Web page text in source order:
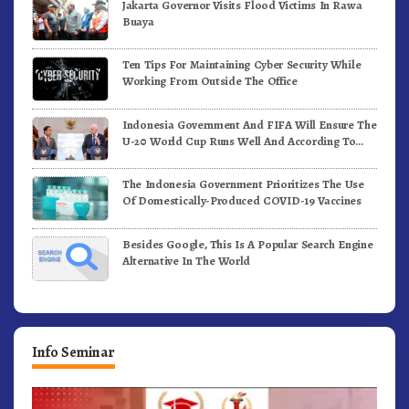
Jakarta Governor Visits Flood Victims In Rawa
Buaya
Ten Tips For Maintaining Cyber Security While
Working From Outside The Office
Indonesia Government And FIFA Will Ensure The
U-20 World Cup Runs Well And According To
The Indonesia Government Prioritizes The Use
Of Domestically-Produced COVID-19 Vaccines
Besides Google, This Is A Popular Search Engine
Alternative In The World
Info Seminar